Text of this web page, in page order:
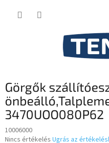
Görgők
3470UOO080P62
10006000
A
Nincs értékelés Ugrás az